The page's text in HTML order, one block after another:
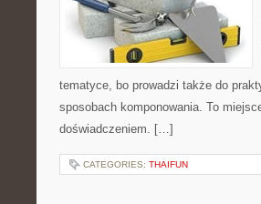
tematyce, bo prowadzi także do
sposobach komponowania. To
doświadczeniem. […]
CATEGORIES: THAIFUN